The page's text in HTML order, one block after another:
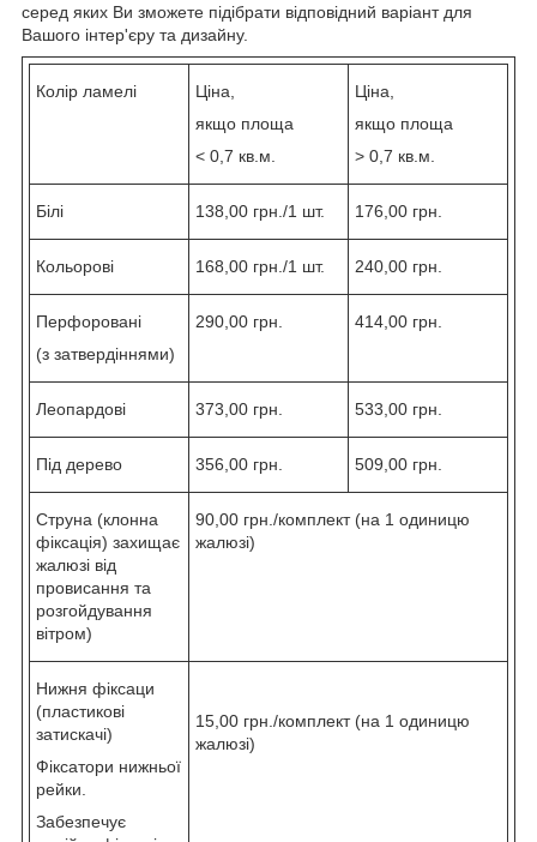
серед яких Ви зможете підібрати відповідний варіант для
Вашого інтер'єру та дизайну.
Колір ламелі
Ціна,
якщо площа
< 0,7 кв.м.
Ціна,
якщо площа
> 0,7 кв.м.
Білі 138,00 грн./1 шт. 176,00 грн.
Кольорові 168,00 грн./1 шт. 240,00 грн.
Перфоровані
(з затвердіннями)
290,00 грн. 414,00 грн.
Леопардові 373,00 грн. 533,00 грн.
Під дерево 356,00 грн. 509,00 грн.
Струна (клонна
фіксація) захищає
жалюзі від
провисання та
розгойдування
вітром)
90,00 грн./комплект (на 1 одиницю
жалюзі)
Нижня фіксаци
(пластикові
затискачі)
Фіксатори нижньої
рейки.
Забезпечує
15,00 грн./комплект (на 1 одиницю
жалюзі)